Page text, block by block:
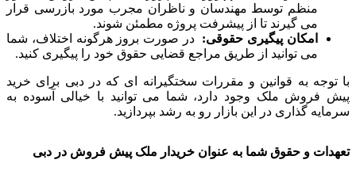
منظم توسط مهندسان و ناظران مجرب مورد بازرسی قرار
می گیرند تا از پیشرفت پروژه مطمئن شوند.
امکان پیگیری حقوقی: در صورت بروز هرگونه اختلاف، شما
می توانید از طریق مراجع قضایی حقوق خود را پیگیری کنید.
با توجه به قوانین و مقررات سختگیرانه ای که در دبی برای خرید
پیش فروش ملک وجود دارد، شما می توانید با خیالی آسوده به
سرمایه گذاری در این بازار رو به رشد بپردازید.
تعهدات و حقوق شما به عنوان خریدار ملک پیش فروش در دبی